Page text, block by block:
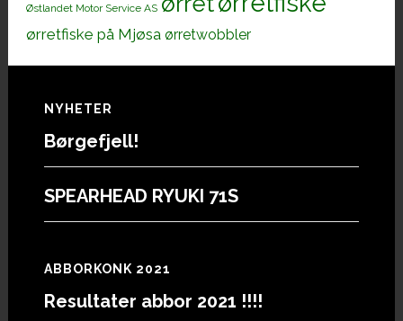
Østlandet Motor Service AS
ørretfiske på Mjøsa ørretwobbler
Footer
NYHETER
Børgefjell!
SPEARHEAD RYUKI 71S
ABBORKONK 2021
Resultater abbor 2021 !!!!